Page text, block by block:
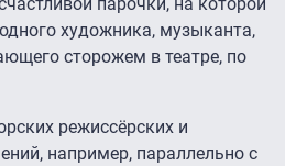
парочки, на которой
художника, музыканта,
сторожем в театре, по
режиссёрских и
например, параллельно с